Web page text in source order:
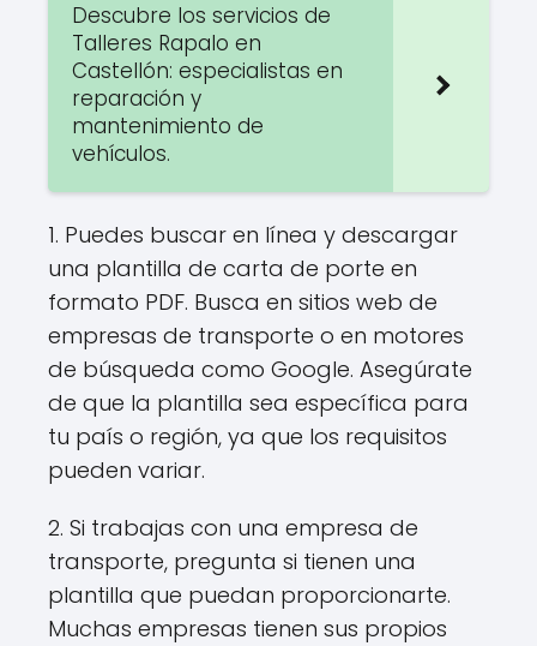
Descubre los servicios de
Talleres Rapalo en
Castellón: especialistas en
reparación y
mantenimiento de
vehículos.
1. Puedes buscar en línea y descargar
una plantilla de carta de porte en
formato PDF. Busca en sitios web de
empresas de transporte o en motores
de búsqueda como Google. Asegúrate
de que la plantilla sea específica para
tu país o región, ya que los requisitos
pueden variar.
2. Si trabajas con una empresa de
transporte, pregunta si tienen una
plantilla que puedan proporcionarte.
Muchas empresas tienen sus propios